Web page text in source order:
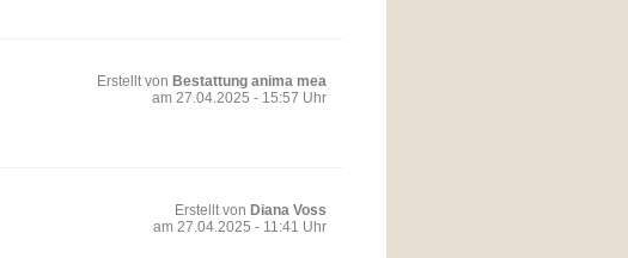
Erstellt von Bestattung anima mea
am 27.04.2025 - 15:57 Uhr
Erstellt von Diana Voss
am 27.04.2025 - 11:41 Uhr